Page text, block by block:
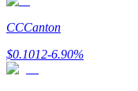
CCCanton
$0.1012-6.90%